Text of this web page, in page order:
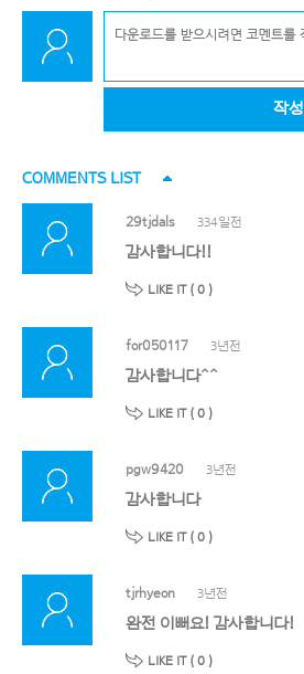
작성
COMMENTS LIST
29tjdals 334일전
감사합니다!!
LIKE IT ( 0 )
for050117 3년전
감사합니다^^
LIKE IT ( 0 )
pgw9420 3년전
감사합니다
LIKE IT ( 0 )
tjrhyeon 3년전
완전 이뻐요! 감사합니다!
LIKE IT ( 0 )